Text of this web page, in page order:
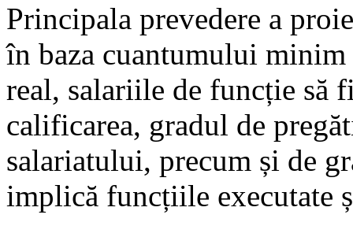
Principala prevedere a
în baza cuantumului
real, salariile de funcție să
calificarea, gradul de
salariatului, precum și de
implică funcțiile executate